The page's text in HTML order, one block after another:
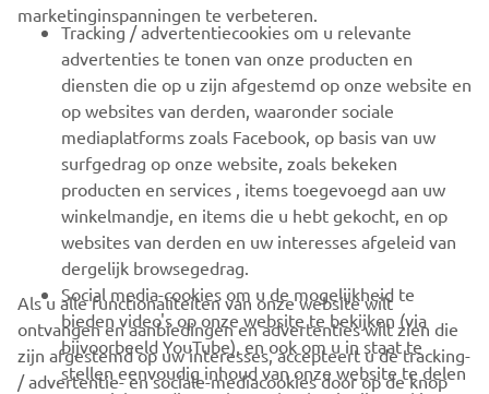
VOOR BEDRIJVEN
MEER YAMAHA
ONDERSTEUNING
NIEUWSBRIEF
Wees de eerste die meer te weten komt over de nieuwste deals,
speciale evenementen, nieuwe producten en nog veel meer
marketinginspanningen te verbeteren.
Tracking / advertentiecookies om u relevante
advertenties te tonen van onze producten en
diensten die op u zijn afgestemd op onze website en
op websites van derden, waaronder sociale
mediaplatforms zoals Facebook, op basis van uw
surfgedrag op onze website, zoals bekeken
producten en services , items toegevoegd aan uw
winkelmandje, en items die u hebt gekocht, en op
websites van derden en uw interesses afgeleid van
dergelijk browsegedrag.
Social media-cookies om u de mogelijkheid te
bieden video's op onze website te bekijken (via
bijvoorbeeld YouTube), en ook om u in staat te
stellen eenvoudig inhoud van onze website te delen
Als u alle functionaliteiten van onze website wilt
ontvangen en aanbiedingen en advertenties wilt zien die
zijn afgestemd op uw interesses, accepteert u de tracking-
/ advertentie- en sociale-mediacookies door op de knop